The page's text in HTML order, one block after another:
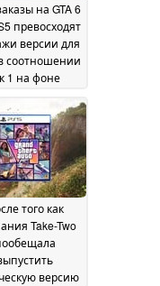
на GTA 6
превосходят
версии для
соотношении
1 на фоне
цен на
27 June 2026
того как
Take-Two
версию